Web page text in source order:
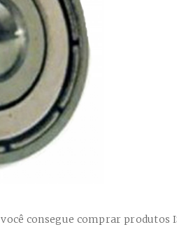
consegue comprar produtos